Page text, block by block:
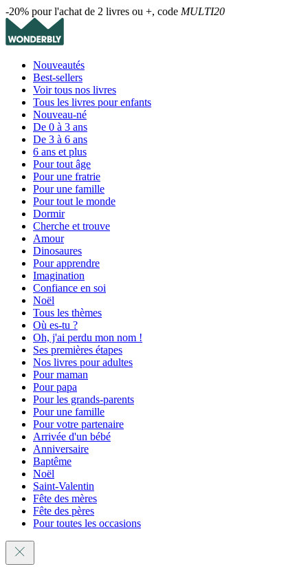
-20% pour l'achat de 2 livres ou +, code MULTI20
Nouveautés
Best-sellers
Voir tous nos livres
Tous les livres pour enfants
Nouveau-né
De 0 à 3 ans
De 3 à 6 ans
6 ans et plus
Pour tout âge
Pour une fratrie
Pour une famille
Pour tout le monde
Dormir
Cherche et trouve
Amour
Dinosaures
Pour apprendre
Imagination
Confiance en soi
Noël
Tous les thèmes
Où es-tu ?
Oh, j'ai perdu mon nom !
Ses premières étapes
Nos livres pour adultes
Pour maman
Pour papa
Pour les grands-parents
Pour une famille
Pour votre partenaire
Arrivée d'un bébé
Anniversaire
Baptême
Noël
Saint-Valentin
Fête des mères
Fête des pères
Pour toutes les occasions